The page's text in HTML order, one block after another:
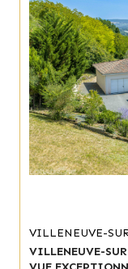
VILLENEUVE-
VILLENEUVE-